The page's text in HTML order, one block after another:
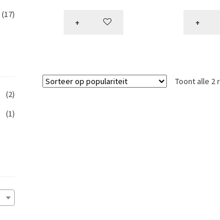
+ +
Toont alle 2
(17)
(2)
(1)